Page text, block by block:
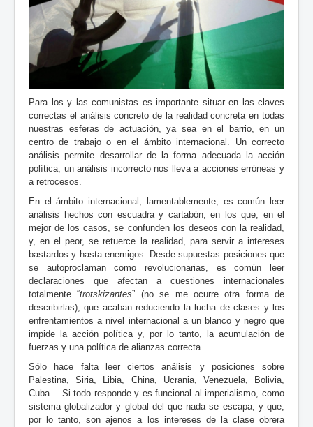
Para los y las comunistas es importante situar en las claves
correctas el análisis concreto de la realidad concreta en todas
nuestras esferas de actuación, ya sea en el barrio, en un
centro de trabajo o en el ámbito internacional. Un correcto
análisis permite desarrollar de la forma adecuada la acción
política, un análisis incorrecto nos lleva a acciones erróneas y
a retrocesos.
En el ámbito internacional, lamentablemente, es común leer
análisis hechos con escuadra y cartabón, en los que, en el
mejor de los casos, se confunden los deseos con la realidad,
y, en el peor, se retuerce la realidad, para servir a intereses
bastardos y hasta enemigos. Desde supuestas posiciones que
se autoproclaman como revolucionarias, es común leer
declaraciones que afectan a cuestiones internacionales
totalmente “trotskizantes” (no se me ocurre otra forma de
describirlas), que acaban reduciendo la lucha de clases y los
enfrentamientos a nivel internacional a un blanco y negro que
impide la acción política y, por lo tanto, la acumulación de
fuerzas y una política de alianzas correcta.
Sólo hace falta leer ciertos análisis y posiciones sobre
Palestina, Siria, Libia, China, Ucrania, Venezuela, Bolivia,
Cuba… Si todo responde y es funcional al imperialismo, como
sistema globalizador y global del que nada se escapa, y que,
por lo tanto, son ajenos a los intereses de la clase obrera